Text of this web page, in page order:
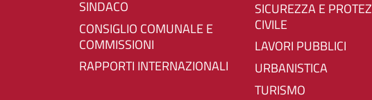
SINDACO
CONSIGLIO COMUNALE E
COMMISSIONI
RAPPORTI INTERNAZIONALI
SICUREZZA E PROTEZIONE
CIVILE
LAVORI PUBBLICI
URBANISTICA
TURISMO